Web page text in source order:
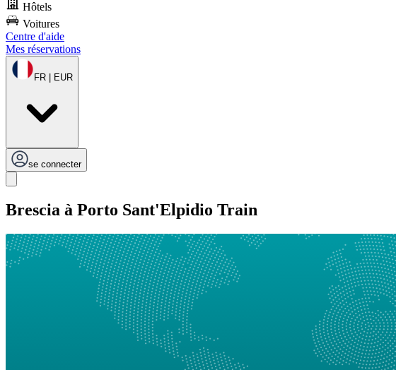
Hôtels
Voitures
Centre d'aide
Mes réservations
FR | EUR
se connecter
Brescia à Porto Sant'Elpidio Train